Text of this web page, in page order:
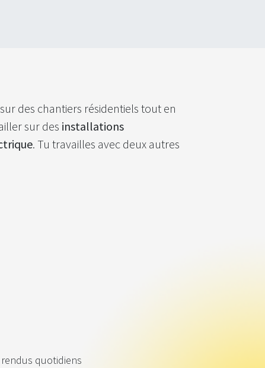
des chantiers résidentiels tout en
sur des installations
. Tu travailles avec deux autres
quotidiens